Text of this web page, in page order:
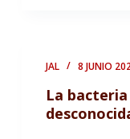
JAL 8 JUNIO
La